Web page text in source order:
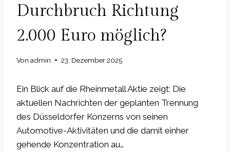
Durchbruch Richtung
2.000 Euro möglich?
Von admin 23. Dezember 2025
Ein Blick auf die Rheinmetall Aktie zeigt: Die
aktuellen Nachrichten der geplanten Trennung
des Düsseldorfer Konzerns von seinen
Automotive-Aktivitäten und die damit einher
gehende Konzentration au…